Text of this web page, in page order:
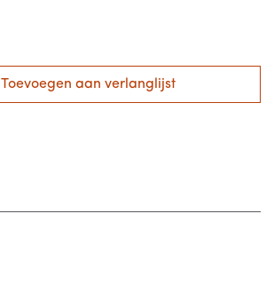
Toevoegen aan verlanglijst